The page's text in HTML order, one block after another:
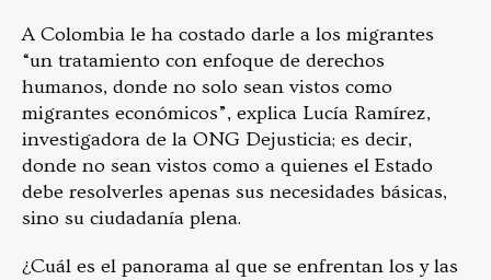
A Colombia le ha costado darle a los migrantes
“un tratamiento con enfoque de derechos
humanos, donde no solo sean vistos como
migrantes económicos”, explica Lucía Ramírez,
investigadora de la ONG Dejusticia; es decir,
donde no sean vistos como a quienes el Estado
debe resolverles apenas sus necesidades básicas,
sino su ciudadanía plena.
¿Cuál es el panorama al que se enfrentan los y las